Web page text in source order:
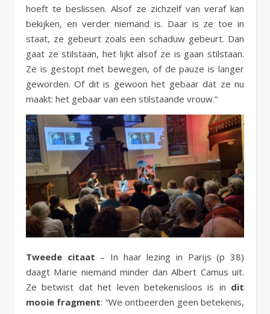
hoeft te beslissen. Alsof ze zichzelf van veraf kan
bekijken, en verder niemand is. Daar is ze toe in
staat, ze gebeurt zoals een schaduw gebeurt. Dan
gaat ze stilstaan, het lijkt alsof ze is gaan stilstaan.
Ze is gestopt met bewegen, of de pauze is langer
geworden. Of dit is gewoon het gebaar dat ze nu
maakt: het gebaar van een stilstaande vrouw.”
Tweede citaat – In haar lezing in Parijs (p 38)
daagt Marie niemand minder dan Albert Camus uit.
Ze betwist dat het leven betekenisloos is in dit
mooie fragment: “We ontbeerden geen betekenis,